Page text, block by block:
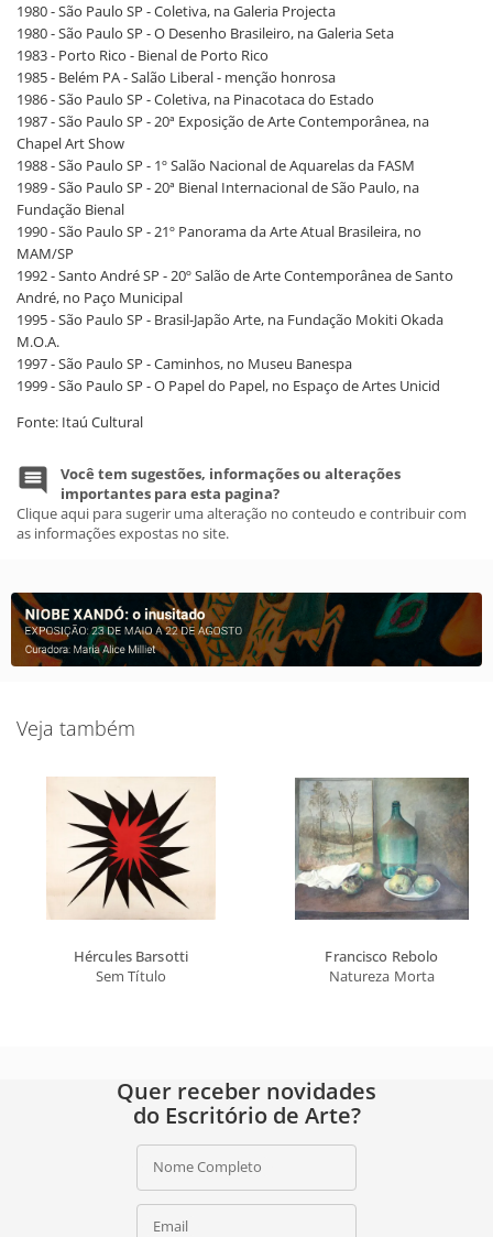
1980 - São Paulo SP - Coletiva, na Galeria Projecta
1980 - São Paulo SP - O Desenho Brasileiro, na Galeria Seta
1983 - Porto Rico - Bienal de Porto Rico
1985 - Belém PA - Salão Liberal - menção honrosa
1986 - São Paulo SP - Coletiva, na Pinacotaca do Estado
1987 - São Paulo SP - 20ª Exposição de Arte Contemporânea, na
Chapel Art Show
1988 - São Paulo SP - 1º Salão Nacional de Aquarelas da FASM
1989 - São Paulo SP - 20ª Bienal Internacional de São Paulo, na
Fundação Bienal
1990 - São Paulo SP - 21º Panorama da Arte Atual Brasileira, no
MAM/SP
1992 - Santo André SP - 20º Salão de Arte Contemporânea de Santo
André, no Paço Municipal
1995 - São Paulo SP - Brasil-Japão Arte, na Fundação Mokiti Okada
M.O.A.
1997 - São Paulo SP - Caminhos, no Museu Banespa
1999 - São Paulo SP - O Papel do Papel, no Espaço de Artes Unicid
Fonte: Itaú Cultural
Você tem sugestões, informações ou alterações
importantes para esta pagina?
Clique aqui para sugerir uma alteração no conteudo e contribuir com
as informações expostas no site.
Veja também
Hércules Barsotti
Sem Título
Francisco Rebolo
Natureza Morta
Quer receber novidades
do Escritório de Arte?
Nome Completo
Email